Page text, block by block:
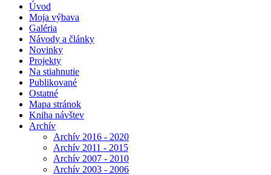
Úvod
Moja výbava
Galéria
Návody a články
Novinky
Projekty
Na stiahnutie
Publikované
Ostatné
Mapa stránok
Kniha návštev
Archív
Archív 2016 - 2020
Archív 2011 - 2015
Archív 2007 - 2010
Archív 2003 - 2006